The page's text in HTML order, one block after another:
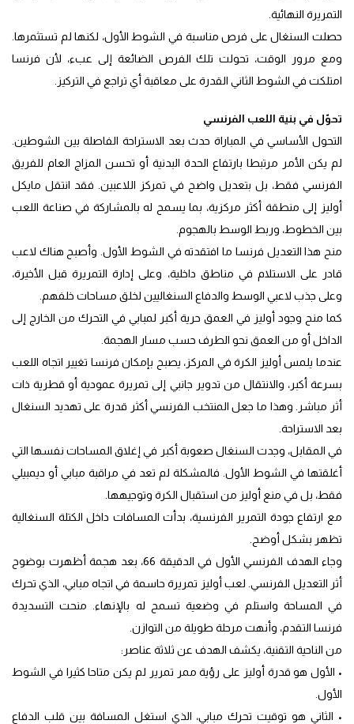
التمريرة النهائية.
حصلت السنغال على فرص مناسبة في الشوط الأول، لكنها لم تستثمرها.
ومع مرور الوقت، تحولت تلك الفرص الضائعة إلى عبء، لأن فرنسا
امتلكت في الشوط الثاني القدرة على معاقبة أي تراجع في التركيز.
تحوّل في بنية اللعب الفرنسي
التحول الأساسي في المباراة حدث بعد الاستراحة الفاصلة بين الشوطين.
لم يكن الأمر مرتبطا بارتفاع الحدة البدنية أو تحسن المزاج العام للفريق
الفرنسي فقط، بل بتعديل واضح في تمركز اللاعبين. فقد انتقل مايكل
أوليز إلى منطقة أكثر مركزية، بما يسمح له بالمشاركة في صناعة اللعب
بين الخطوط، وربط الوسط بالهجوم.
منح هذا التعديل فرنسا ما افتقدته في الشوط الأول. وأصبح هناك لاعب
قادر على الاستلام في مناطق داخلية، وعلى إدارة التمريرة قبل الأخيرة،
وعلى جذب لاعبي الوسط والدفاع السنغاليين لخلق مساحات خلفهم.
كما منح وجود أوليز في العمق حرية أكبر لمبابي في التحرك من الخارج إلى
الداخل أو من العمق نحو الطرف حسب مسار الهجمة.
عندما يلمس أوليز الكرة في المركز، يصبح بإمكان فرنسا تغيير اتجاه اللعب
بسرعة أكبر، والانتقال من تدوير جانبي إلى تمريرة عمودية أو قطرية ذات
أثر مباشر. وهذا ما جعل المنتخب الفرنسي أكثر قدرة على تهديد السنغال
بعد الاستراحة.
في المقابل، وجدت السنغال صعوبة أكبر في إغلاق المساحات نفسها التي
أغلقتها في الشوط الأول. فالمشكلة لم تعد في مراقبة مبابي أو ديمبيلي
فقط، بل في منع أوليز من استقبال الكرة وتوجيهها.
مع ارتفاع جودة التمرير الفرنسية، بدأت المسافات داخل الكتلة السنغالية
تظهر بشكل أوضح.
وجاء الهدف الفرنسي الأول في الدقيقة 66، بعد هجمة أظهرت بوضوح
أثر التعديل الفرنسي. لعب أوليز تمريرة حاسمة في اتجاه مبابي، الذي تحرك
في المساحة واستلم في وضعية تسمح له بالإنهاء. منحت التسديدة
فرنسا التقدم، وأنهت مرحلة طويلة من التوازن.
من الناحية التقنية، يكشف الهدف عن ثلاثة عناصر:
• الأول هو قدرة أوليز على رؤية ممر تمرير لم يكن متاحا كثيرا في الشوط
الأول.
• الثاني هو توقيت تحرك مبابي، الذي استغل المسافة بين قلب الدفاع